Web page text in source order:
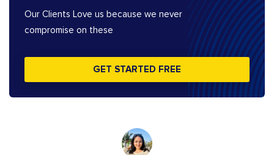
Our Clients Love us because we never
compromise on these
GET STARTED FREE